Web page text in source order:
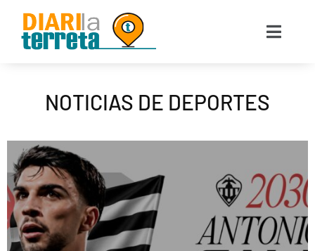
NOTICIAS DE DEPORTES